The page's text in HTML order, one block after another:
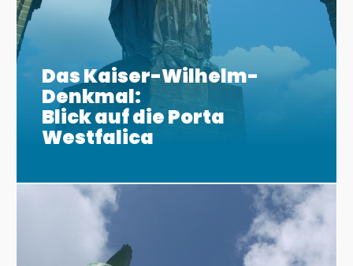
Das Kaiser-Wilhelm-
Denkmal:
Blick auf die Porta
Westfalica